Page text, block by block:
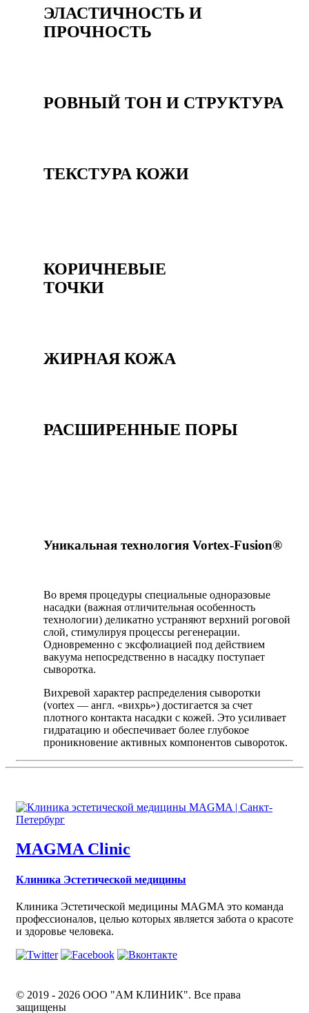
ЭЛАСТИЧНОСТЬ И
ПРОЧНОСТЬ
РОВНЫЙ ТОН И СТРУКТУРА
ТЕКСТУРА КОЖИ
КОРИЧНЕВЫЕ
ТОЧКИ
ЖИРНАЯ КОЖА
РАСШИРЕННЫЕ ПОРЫ
Уникальная технология Vortex-Fusion®
Во время процедуры специальные одноразовые
насадки (важная отличительная особенность
технологии) деликатно устраняют верхний роговой
слой, стимулируя процессы регенерации.
Одновременно с эксфолиацией под действием
вакуума непосредственно в насадку поступает
сыворотка.
Вихревой характер распределения сыворотки
(vortex — англ. «вихрь») достигается за счет
плотного контакта насадки с кожей. Это усиливает
гидратацию и обеспечивает более глубокое
проникновение активных компонентов сывороток.
MAGMA Clinic
Клиника Эстетической медицины
Клиника Эстетической медицины MAGMA это команда
профессионалов, целью которых является забота о красоте
и здоровье человека.
© 2019 - 2026 ООО "АМ КЛИНИК". Все права
защищены